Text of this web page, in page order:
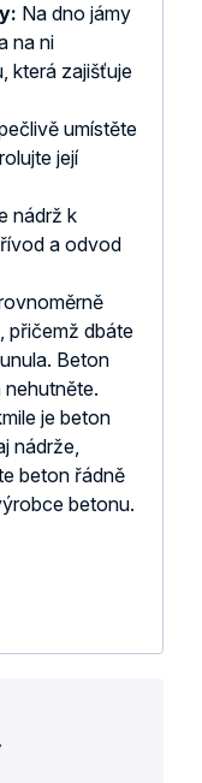
Na dno jámy
na ni
která zajišťuje
umístěte
její
nádrž k
a odvod
přičemž dbáte
Beton
je beton
nádrže,
beton řádně
betonu.